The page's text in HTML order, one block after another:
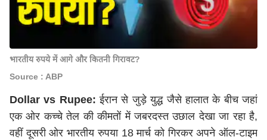
भारतीय रुपये में आगे और कितनी गिरावट?
Source : ABP
Dollar vs Rupee:ईरान से जुड़े युद्ध जैसे हालात के बीच जहां
एक ओर कच्चे तेल की कीमतों में जबरदस्त उछाल देखा जा रहा है,
वहीं दूसरी ओर भारतीय रुपया 18 मार्च को गिरकर अपने ऑल-टाइम